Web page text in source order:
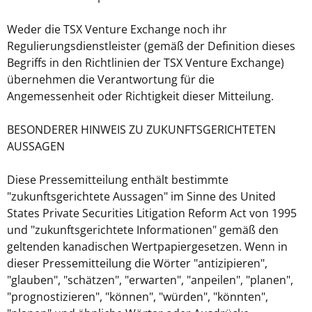
Weder die TSX Venture Exchange noch ihr
Regulierungsdienstleister (gemäß der Definition dieses
Begriffs in den Richtlinien der TSX Venture Exchange)
übernehmen die Verantwortung für die
Angemessenheit oder Richtigkeit dieser Mitteilung.
BESONDERER HINWEIS ZU ZUKUNFTSGERICHTETEN
AUSSAGEN
Diese Pressemitteilung enthält bestimmte
"zukunftsgerichtete Aussagen" im Sinne des United
States Private Securities Litigation Reform Act von 1995
und "zukunftsgerichtete Informationen" gemäß den
geltenden kanadischen Wertpapiergesetzen. Wenn in
dieser Pressemitteilung die Wörter "antizipieren",
"glauben", "schätzen", "erwarten", "anpeilen", "planen",
"prognostizieren", "können", "würden", "könnten",